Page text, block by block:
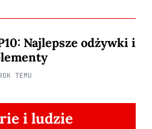
Najlepsze odżywki i
TEMU
i ludzie